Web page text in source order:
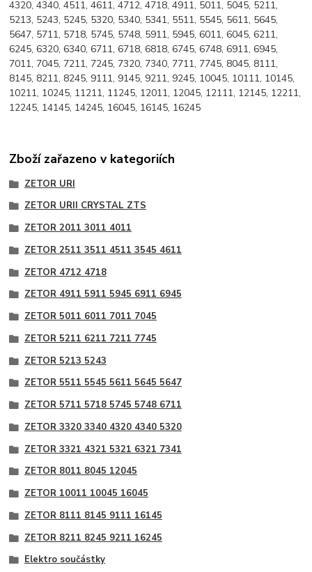
4320, 4340, 4511, 4611, 4712, 4718, 4911, 5011, 5045, 5211,
5213, 5243, 5245, 5320, 5340, 5341, 5511, 5545, 5611, 5645,
5647, 5711, 5718, 5745, 5748, 5911, 5945, 6011, 6045, 6211,
6245, 6320, 6340, 6711, 6718, 6818, 6745, 6748, 6911, 6945,
7011, 7045, 7211, 7245, 7320, 7340, 7711, 7745, 8045, 8111,
8145, 8211, 8245, 9111, 9145, 9211, 9245, 10045, 10111, 10145,
10211, 10245, 11211, 11245, 12011, 12045, 12111, 12145, 12211,
12245, 14145, 14245, 16045, 16145, 16245
Zboží zařazeno v kategoriích
ZETOR URI
ZETOR URII CRYSTAL ZTS
ZETOR 2011 3011 4011
ZETOR 2511 3511 4511 3545 4611
ZETOR 4712 4718
ZETOR 4911 5911 5945 6911 6945
ZETOR 5011 6011 7011 7045
ZETOR 5211 6211 7211 7745
ZETOR 5213 5243
ZETOR 5511 5545 5611 5645 5647
ZETOR 5711 5718 5745 5748 6711
ZETOR 3320 3340 4320 4340 5320
ZETOR 3321 4321 5321 6321 7341
ZETOR 8011 8045 12045
ZETOR 10011 10045 16045
ZETOR 8111 8145 9111 16145
ZETOR 8211 8245 9211 16245
Elektro součástky